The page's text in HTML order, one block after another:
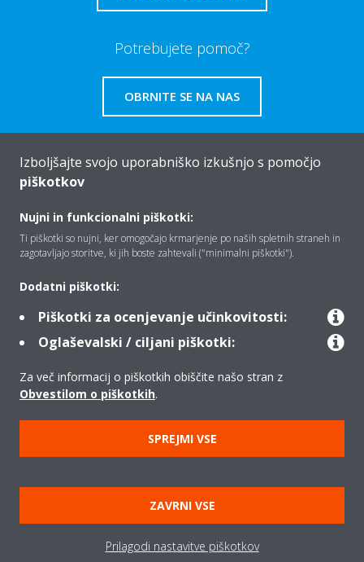
Potrebujete pomoč?
OBRNITE SE NA NAS
Vizitka
Rešitve
Kontakt
Izdelki
Copyright © Daikin
Uredba o varstvu podatkov
Načela podjetja
Izboljšajte svojo uporabniško izkušnjo s pomočjo
piškotkov
Nujni in funkcionalni piškotki:
Ti piškotki so nujni, ker omogočajo krmarjenje po naših spletnih straneh in
zagotavljajo storitve, ki jih boste zahtevali ("minimalni piškotki").
Dodatni piškotki:
Piškotki za ocenjevanje učinkovitosti:
Oglaševalski / ciljani piškotki:
Za več informacij o piškotkih obiščite našo stran z
Obvestilom o piškotkih.
SPREJMI VSE
ZAVRNI VSE
Prilagodi nastavitve piškotkov